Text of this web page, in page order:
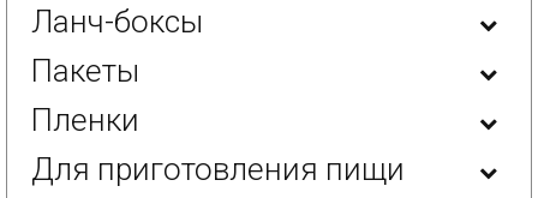
Ланч-боксы
Пакеты
Пленки
Для приготовления пищи